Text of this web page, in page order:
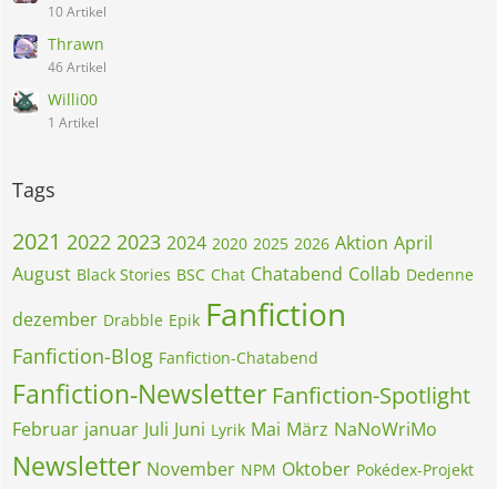
10 Artikel
Thrawn
46 Artikel
Willi00
1 Artikel
Tags
2021 2022 2023 2024 2020 2025 2026 Aktion April
August Black Stories BSC Chat Chatabend Collab Dedenne
dezember Drabble Epik Fanfiction
Fanfiction-Blog Fanfiction-Chatabend
Fanfiction-Newsletter Fanfiction-Spotlight
Februar januar Juli Juni Lyrik Mai März NaNoWriMo
Newsletter November NPM Oktober Pokédex-Projekt